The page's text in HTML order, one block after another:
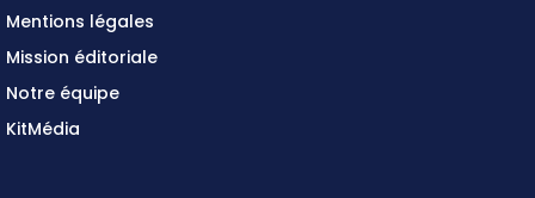
Mentions légales
Mission éditoriale
Notre équipe
KitMédia